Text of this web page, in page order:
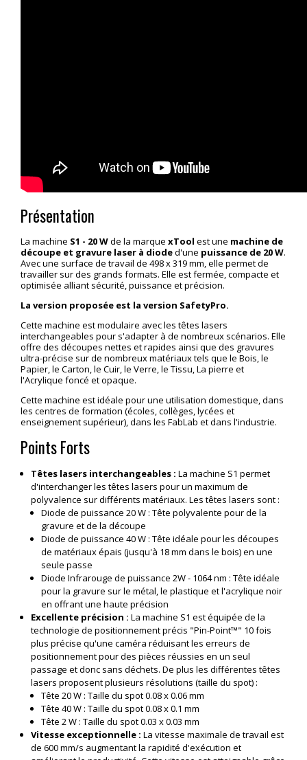
Présentation
La machine S1 - 20 Wde la marque xTool est une machine de
découpe et gravure laser à dioded'une puissance de 20 W.
Avec une surface de travail de 498 x 319 mm, elle permet de
travailler sur des grands formats. Elle est fermée, compacte et
optimisée alliant sécurité, puissance et précision.
La version proposée est la version SafetyPro.
Cette machine est modulaire avec les têtes lasers
interchangeables pour s'adapter à de nombreux scénarios. Elle
offre des découpes nettes et rapides ainsi que des gravures
ultra-précise sur de nombreux matériaux tels que le Bois, le
Papier, le Carton, le Cuir, le Verre, le Tissu, La pierre et
l'Acrylique foncé et opaque.
Cette machine est idéale pour une utilisation domestique, dans
les centres de formation (écoles, collèges, lycées et
enseignement supérieur), dans les FabLab et dans l'industrie.
Points Forts
Têtes lasers interchangeables : La machine S1 permet
d'interchanger les têtes lasers pour un maximum de
polyvalence sur différents matériaux. Les têtes lasers sont :
Diode de puissance 20 W : Tête polyvalente pour de la
gravure et de la découpe
Diode de puissance 40 W : Tête idéale pour les découpes
de matériaux épais (jusqu'à 18 mm dans le bois) en une
seule passe
Diode Infrarouge de puissance 2W - 1064 nm : Tête idéale
pour la gravure sur le métal, le plastique et l'acrylique noir
en offrant une haute précision
Excellente précision : La machine S1 est équipée de la
technologie de positionnement précis "Pin-Point™" 10 fois
plus précise qu'une caméra réduisant les erreurs de
positionnement pour des pièces réussies en un seul
passage et donc sans déchets. De plus les différentes têtes
lasers proposent plusieurs résolutions (taille du spot) :
Tête 20 W : Taille du spot 0.08 x 0.06 mm
Tête 40 W : Taille du spot 0.08 x 0.1 mm
Tête 2 W : Taille du spot 0.03 x 0.03 mm
Vitesse exceptionnelle : La vitesse maximale de travail est
de 600 mm/s augmentant la rapidité d'exécution et